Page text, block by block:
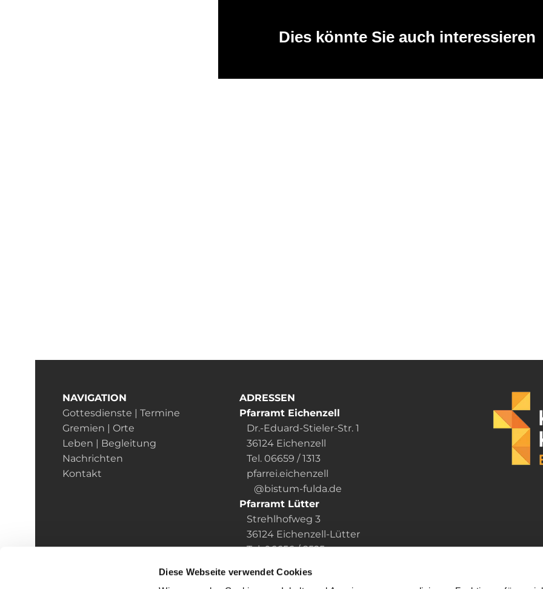
Diese Webseite verwendet Cookies
Dies könnte Sie auch interessieren
NAVIGATION
Gottesdienste | Termine
Gremien | Orte
Leben | Begleitung
Nachrichten
Kontakt
ADRESSEN
Pfarramt Eichenzell
Dr.-Eduard-Stieler-Str. 1
36124 Eichenzell
Tel. 06659 / 1313
pfarrei.eichenzell
@bistum-fulda.de
Pfarramt Lütter
Strehlhofweg 3
36124 Eichenzell-Lütter
Tel. 06656 / 8525
@bistum-fulda.de